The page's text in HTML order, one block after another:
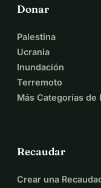
Donar
Palestina
Ucrania
Inundación
Terremoto
Más Categorías de
Recaudar
Crear una